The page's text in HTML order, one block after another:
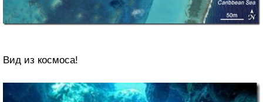
Вид из космоса!